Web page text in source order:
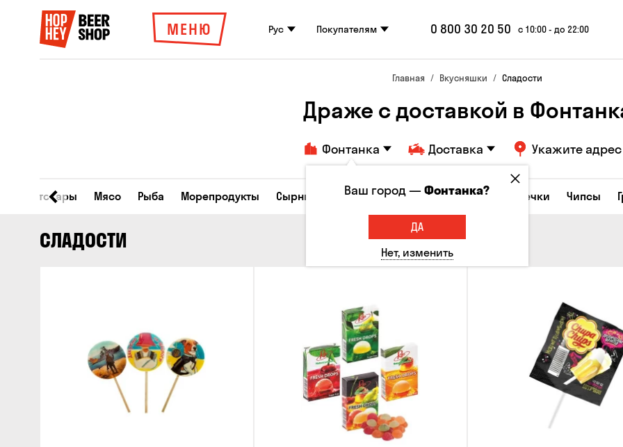
МЕНЮ Рус Покупателям 0 800 30 20 50 с 10:00 - до 22:00
Главная Вкусняшки Сладости
Драже с доставкой в
Фонтанка Доставка Укажите адрес
Все товары Мясо Рыба Морепродукты Сырные закуски Орешки Кукуруза Семечки Чипсы
СЛАДОСТИ
Ваш город —Фонтанка?
ДА
Нет, изменить